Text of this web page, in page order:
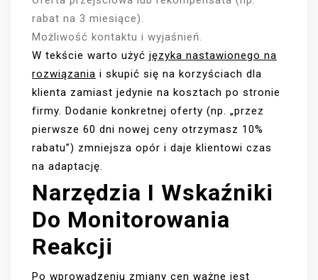
rabat na 3 miesiące).
Możliwość kontaktu i wyjaśnień.
W tekście warto użyć języka nastawionego na
rozwiązania i skupić się na korzyściach dla
klienta zamiast jedynie na kosztach po stronie
firmy. Dodanie konkretnej oferty (np. „przez
pierwsze 60 dni nowej ceny otrzymasz 10%
rabatu”) zmniejsza opór i daje klientowi czas
na adaptację.
Narzędzia I Wskaźniki
Do Monitorowania
Reakcji
Po wprowadzeniu zmiany cen ważne jest